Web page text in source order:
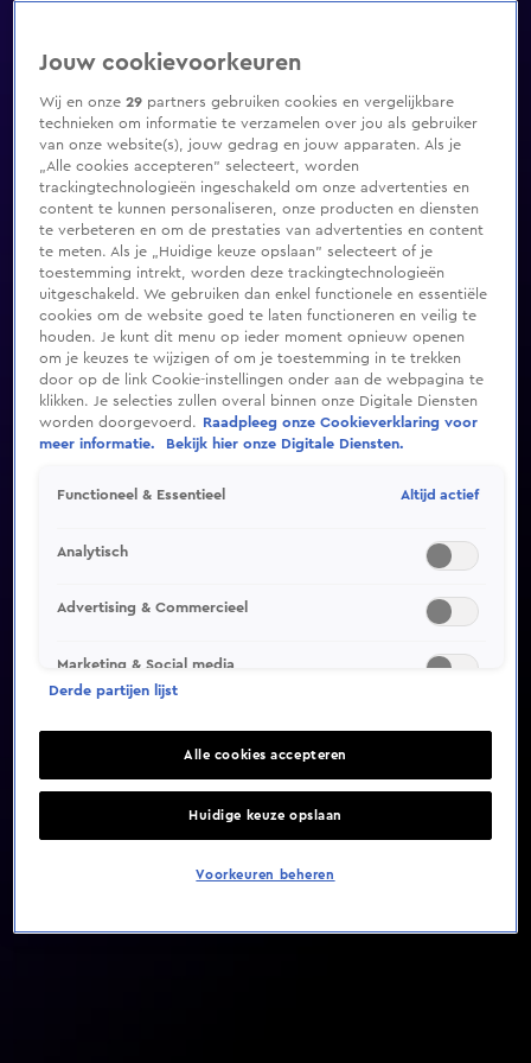
Video helaas niet gevonden
Jouw cookievoorkeuren
Wij en onze29 partners gebruiken cookies en vergelijkbare
technieken om informatie te verzamelen over jou als gebruiker
van onze website(s), jouw gedrag en jouw apparaten. Als je
„Alle cookies accepteren” selecteert, worden
trackingtechnologieën ingeschakeld om onze advertenties en
content te kunnen personaliseren, onze producten en diensten
te verbeteren en om de prestaties van advertenties en content
te meten. Als je „Huidige keuze opslaan” selecteert of je
toestemming intrekt, worden deze trackingtechnologieën
uitgeschakeld. We gebruiken dan enkel functionele en essentiële
cookies om de website goed te laten functioneren en veilig te
houden. Je kunt dit menu op ieder moment opnieuw openen
om je keuzes te wijzigen of om je toestemming in te trekken
door op de link Cookie-instellingen onder aan de webpagina te
klikken. Je selecties zullen overal binnen onze Digitale Diensten
worden doorgevoerd.
Raadpleeg onze Cookieverklaring voor
meer informatie.
Bekijk hier onze Digitale Diensten.
Functioneel & Essentieel Altijd actief
Analytisch
Advertising & Commercieel
Marketing & Social media
Derde partijen lijst
Alle cookies accepteren
Huidige keuze opslaan
Voorkeuren beheren